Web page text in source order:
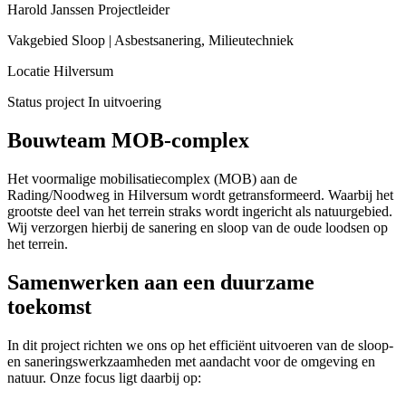
Harold Janssen Projectleider
Vakgebied Sloop | Asbestsanering, Milieutechniek
Locatie Hilversum
Status project In uitvoering
Bouwteam MOB-complex
Het voormalige mobilisatiecomplex (MOB) aan de
Rading/Noodweg in Hilversum wordt getransformeerd. Waarbij het
grootste deel van het terrein straks wordt ingericht als natuurgebied.
Wij verzorgen hierbij de sanering en sloop van de oude loodsen op
het terrein.
Samenwerken aan een duurzame
toekomst
In dit project richten we ons op het efficiënt uitvoeren van de sloop-
en saneringswerkzaamheden met aandacht voor de omgeving en
natuur. Onze focus ligt daarbij op: